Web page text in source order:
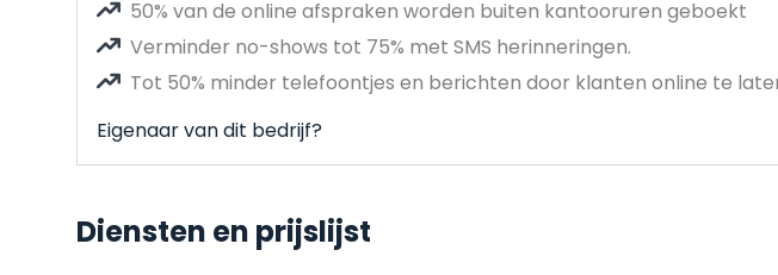
50% van de online afspraken worden buiten kantooruren geboekt
Verminder no-shows tot 75% met SMS herinneringen.
Tot 50% minder telefoontjes en berichten door klanten online te
Eigenaar van dit bedrijf?
Diensten en prijslijst